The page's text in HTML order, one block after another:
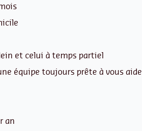
et celui à temps partiel
équipe toujours prête à vous
an